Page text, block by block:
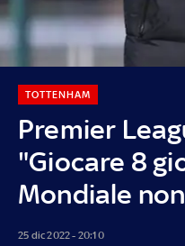
Premier
"Giocare 8
Mondiale
TOTTENHAM
25 dic 2022 - 20:10